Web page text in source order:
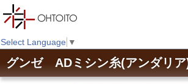
Select Language ▼